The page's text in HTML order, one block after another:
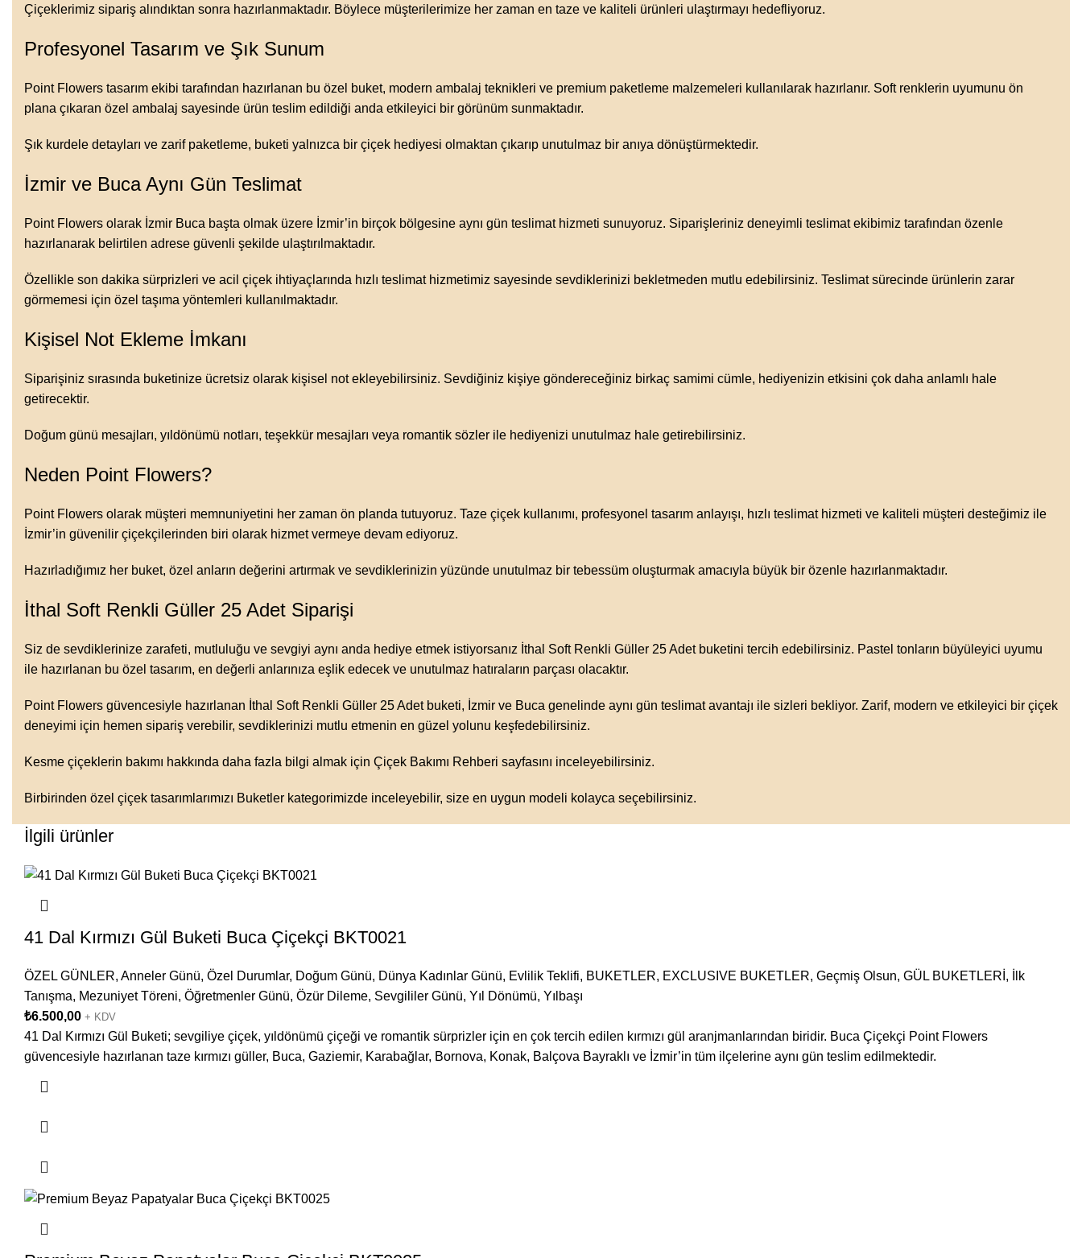
Çiçeklerimiz sipariş alındıktan sonra hazırlanmaktadır. Böylece müşterilerimize her zaman en taze ve kaliteli ürünleri ulaştırmayı hedefliyoruz.
Profesyonel Tasarım ve Şık Sunum
Point Flowers tasarım ekibi tarafından hazırlanan bu özel buket, modern ambalaj teknikleri ve premium paketleme malzemeleri kullanılarak hazırlanır. Soft renklerin uyumunu ön
plana çıkaran özel ambalaj sayesinde ürün teslim edildiği anda etkileyici bir görünüm sunmaktadır.
Şık kurdele detayları ve zarif paketleme, buketi yalnızca bir çiçek hediyesi olmaktan çıkarıp unutulmaz bir anıya dönüştürmektedir.
İzmir ve Buca Aynı Gün Teslimat
Point Flowers olarak İzmir Buca başta olmak üzere İzmir’in birçok bölgesine aynı gün teslimat hizmeti sunuyoruz. Siparişleriniz deneyimli teslimat ekibimiz tarafından özenle
hazırlanarak belirtilen adrese güvenli şekilde ulaştırılmaktadır.
Özellikle son dakika sürprizleri ve acil çiçek ihtiyaçlarında hızlı teslimat hizmetimiz sayesinde sevdiklerinizi bekletmeden mutlu edebilirsiniz. Teslimat sürecinde ürünlerin zarar
görmemesi için özel taşıma yöntemleri kullanılmaktadır.
Kişisel Not Ekleme İmkanı
Siparişiniz sırasında buketinize ücretsiz olarak kişisel not ekleyebilirsiniz. Sevdiğiniz kişiye göndereceğiniz birkaç samimi cümle, hediyenizin etkisini çok daha anlamlı hale
getirecektir.
Doğum günü mesajları, yıldönümü notları, teşekkür mesajları veya romantik sözler ile hediyenizi unutulmaz hale getirebilirsiniz.
Neden Point Flowers?
Point Flowers olarak müşteri memnuniyetini her zaman ön planda tutuyoruz. Taze çiçek kullanımı, profesyonel tasarım anlayışı, hızlı teslimat hizmeti ve kaliteli müşteri desteğimiz ile
İzmir’in güvenilir çiçekçilerinden biri olarak hizmet vermeye devam ediyoruz.
Hazırladığımız her buket, özel anların değerini artırmak ve sevdiklerinizin yüzünde unutulmaz bir tebessüm oluşturmak amacıyla büyük bir özenle hazırlanmaktadır.
İthal Soft Renkli Güller 25 Adet Siparişi
Siz de sevdiklerinize zarafeti, mutluluğu ve sevgiyi aynı anda hediye etmek istiyorsanız İthal Soft Renkli Güller 25 Adet buketini tercih edebilirsiniz. Pastel tonların büyüleyici uyumu
ile hazırlanan bu özel tasarım, en değerli anlarınıza eşlik edecek ve unutulmaz hatıraların parçası olacaktır.
Point Flowers güvencesiyle hazırlanan İthal Soft Renkli Güller 25 Adet buketi, İzmir ve Buca genelinde aynı gün teslimat avantajı ile sizleri bekliyor. Zarif, modern ve etkileyici bir çiçek
deneyimi için hemen sipariş verebilir, sevdiklerinizi mutlu etmenin en güzel yolunu keşfedebilirsiniz.
Kesme çiçeklerin bakımı hakkında daha fazla bilgi almak için Çiçek Bakımı Rehberi sayfasını inceleyebilirsiniz.
Birbirinden özel çiçek tasarımlarımızı Buketler kategorimizde inceleyebilir, size en uygun modeli kolayca seçebilirsiniz.
İlgili ürünler
41 Dal Kırmızı Gül Buketi Buca Çiçekçi BKT0021
ÖZEL GÜNLER, Anneler Günü, Özel Durumlar, Doğum Günü, Dünya Kadınlar Günü, Evlilik Teklifi, BUKETLER, EXCLUSIVE BUKETLER, Geçmiş Olsun, GÜL BUKETLERİ ,
İlk
Tanışma, Mezuniyet Töreni, Öğretmenler Günü, Özür Dileme, Sevgililer Günü, Yıl Dönümü, Yılbaşı
₺6.500,00 + KDV
41 Dal Kırmızı Gül Buketi; sevgiliye çiçek, yıldönümü çiçeği ve romantik sürprizler için en çok tercih edilen kırmızı gül aranjmanlarından biridir. Buca Çiçekçi Point Flowers
güvencesiyle hazırlanan taze kırmızı güller, Buca, Gaziemir, Karabağlar, Bornova, Konak, Balçova Bayraklı ve İzmir’in tüm ilçelerine aynı gün teslim edilmektedir.